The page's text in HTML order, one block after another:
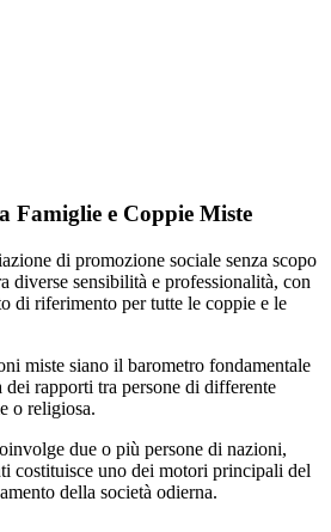
Famiglie e Coppie Miste
di promozione sociale senza scopo
diverse sensibilità e professionalità, con
di riferimento per tutte le coppie e le
miste siano il barometro fondamentale
rapporti tra persone di differente
o religiosa.
due o più persone di nazioni,
costituisce uno dei motori principali del
della società odierna.